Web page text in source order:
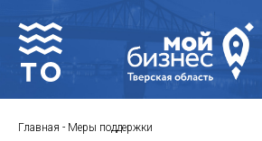
Главная - Меры поддержки